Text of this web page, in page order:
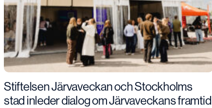
Stiftelsen Järvaveckan och Stockholms
stad inleder dialog om Järvaveckans framtid